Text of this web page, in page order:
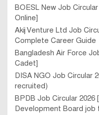
BOESL New Job
Online]
Akij Venture Ltd Job
Complete Career Guide
Bangladesh Air Force
Cadet]
DISA NGO Job Circular
recruited)
BPDB Job Circular 2026
Development Board job